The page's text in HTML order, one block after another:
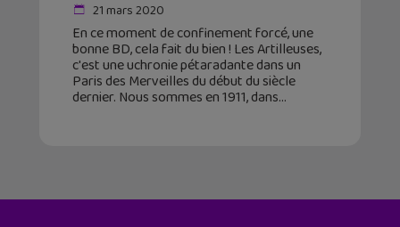
21 mars 2020
En ce moment de confinement forcé, une
bonne BD, cela fait du bien ! Les Artilleuses,
c'est une uchronie pétaradante dans un
Paris des Merveilles du début du siècle
dernier. Nous sommes en 1911, dans